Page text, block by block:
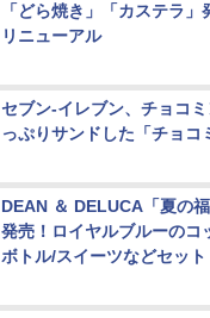
「どら焼き」「カステラ
リニューアル
セブン-イレブン、チョコ
っぷりサンドした「チョコ
DEAN ＆ DELUCA「夏の
発売！ロイヤルブルーのコ
ボトル/スイーツなどセット